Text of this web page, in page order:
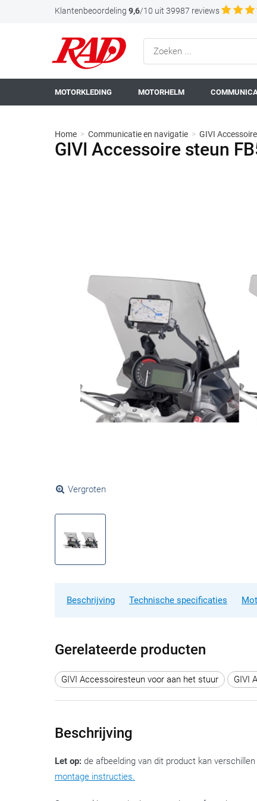
Klantenbeoordeling 9,6/10 uit 39987 reviews
MOTORKLEDING MOTORHELM
Home > Communicatie en navigatie > GIVI
GIVI Accessoire steun
Vergroten
Beschrijving Technische specificaties
Gerelateerde producten
GIVI Accessoiresteun voor aan het stuur GIVI
Beschrijving
Let op: de afbeelding van dit product kan
montage instructies.